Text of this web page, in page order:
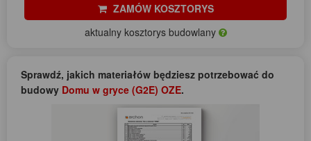
ZAMÓW KOSZTORYS
aktualny kosztorys budowlany
Sprawdź, jakich materiałów będziesz potrzebować do
budowy Domu w gryce (G2E) OZE.